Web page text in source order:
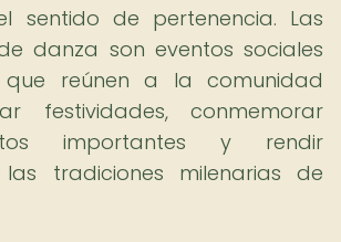
sentido de pertenencia. Las
danza son eventos sociales
que reúnen a la comunidad
festividades, conmemorar
importantes y rendir
tradiciones milenarias de